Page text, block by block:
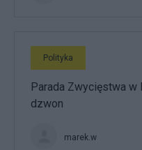
Polityka
Parada Zwycięstwa
dzwon
marek.w